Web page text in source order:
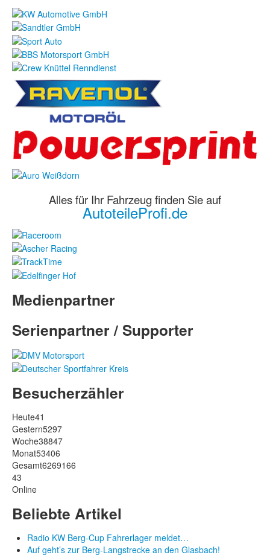
Alles für Ihr Fahrzeug finden Sie auf
AutoteileProfi.de
Medienpartner
Serienpartner / Supporter
Besucherzähler
Heute41
Gestern5297
Woche38847
Monat53406
Gesamt6269166
43
Online
Beliebte Artikel
Radio KW Berg-Cup Fahrerlager meldet…
Auf geht’s zur Berg-Langstrecke an den Glasbach!